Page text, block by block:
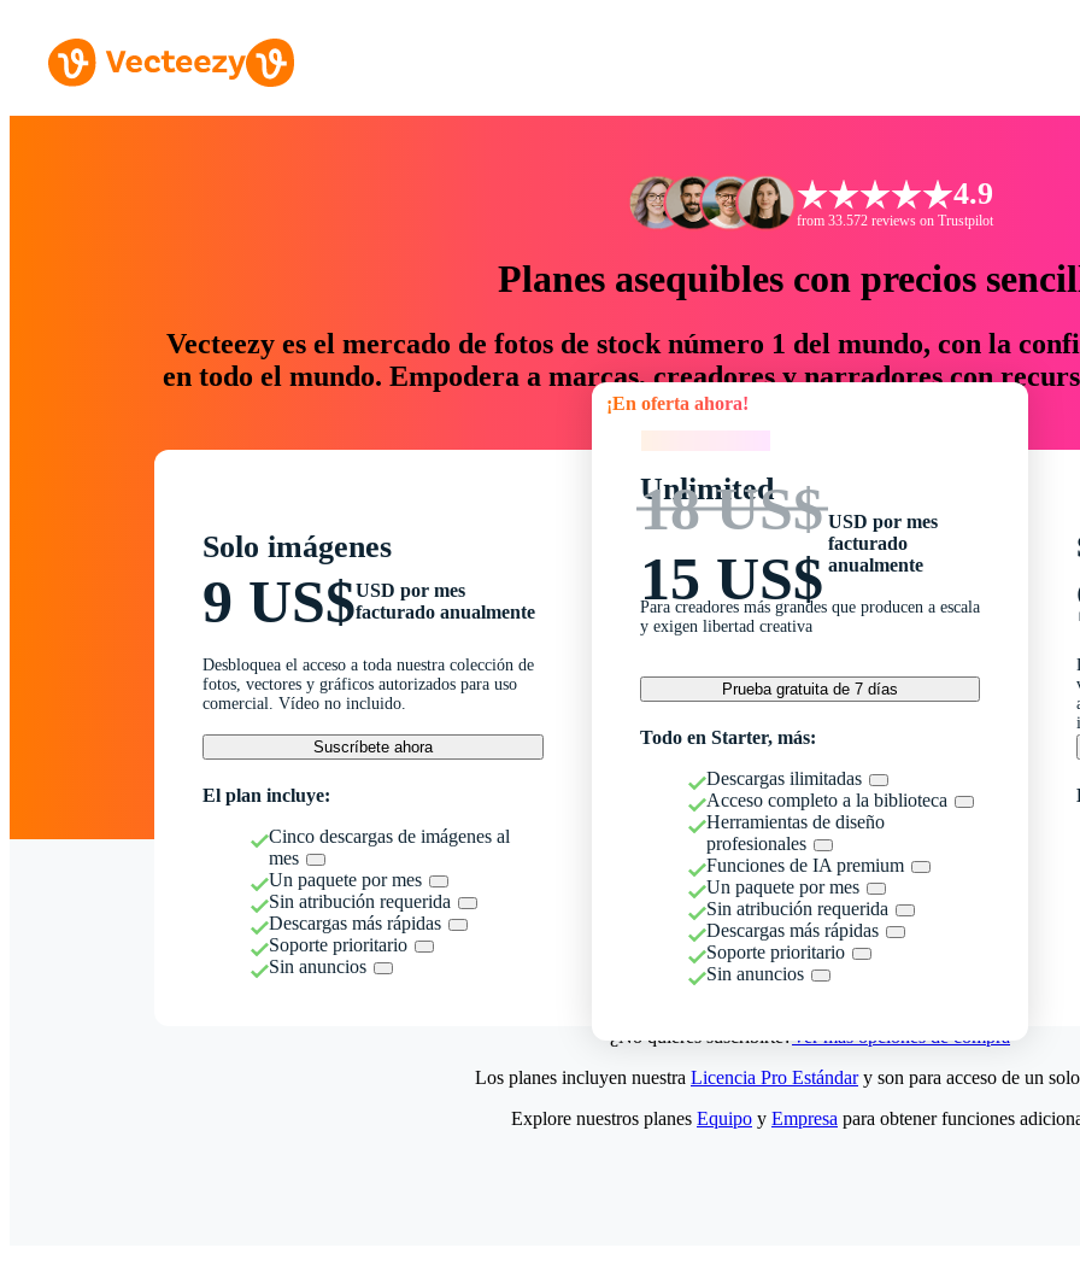
4.9
from 33.572 reviews on Trustpilot
Planes asequibles con precios
Vecteezy es el mercado de fotos de stock número 1 del mundo, con la
en todo el mundo. Empodera a marcas, creadores y narradores con
un 76 % en tiempo y presupuesto.
Solo imágenes
9 US$USD por mes
facturado anualmente
Desbloquea el acceso a toda nuestra colección de
fotos, vectores y gráficos autorizados para uso
comercial. Vídeo no incluido.
Suscríbete ahora
El plan incluye:
Cinco descargas de imágenes al
mes
Un paquete por mes
Sin atribución requerida
Descargas más rápidas
Soporte prioritario
Sin anuncios
¡En oferta ahora!
Unlimited
18 US$
15 US$
USD por mes
facturado
anualmente
Para creadores más grandes que producen a escala
y exigen libertad creativa
Prueba gratuita de 7 días
Todo en Starter, más:
Descargas ilimitadas
Acceso completo a la biblioteca
Herramientas de diseño
profesionales
Funciones de IA premium
Un paquete por mes
Sin atribución requerida
Descargas más rápidas
Soporte prioritario
Sin anuncios
¿No quieres suscribirte?Ver más opciones de compra
Los planes incluyen nuestra Licencia Pro Estándary son para acceso de un
Explore nuestros planes Equipo y Empresa para obtener funciones